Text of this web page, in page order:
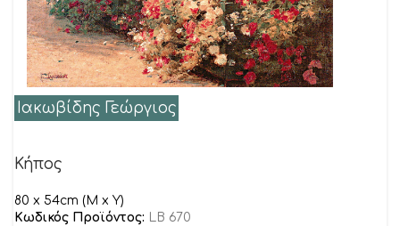
Ιακωβίδης Γεώργιος
Κήπος
80 x 54cm (M x Y)
Κωδικός Προϊόντος: LB 670